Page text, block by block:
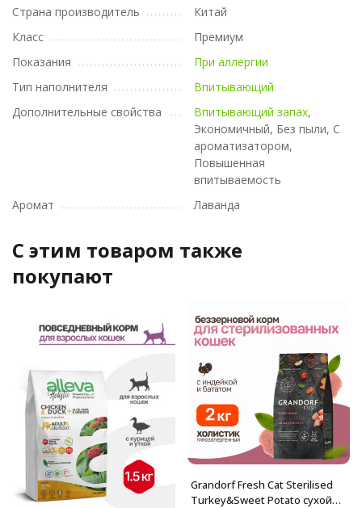
Страна производитель
Китай
Класс
Премиум
Показания
При аллергии
Тип наполнителя
Впитывающий
Дополнительные свойства
Впитывающий запах,
Экономичный, Без пыли, С
ароматизатором,
Повышенная
впитываемость
Аромат
Лаванда
C этим товаром также
покупают
Grandorf Fresh Cat Sterilised
Turkey&Sweet Potato сухой